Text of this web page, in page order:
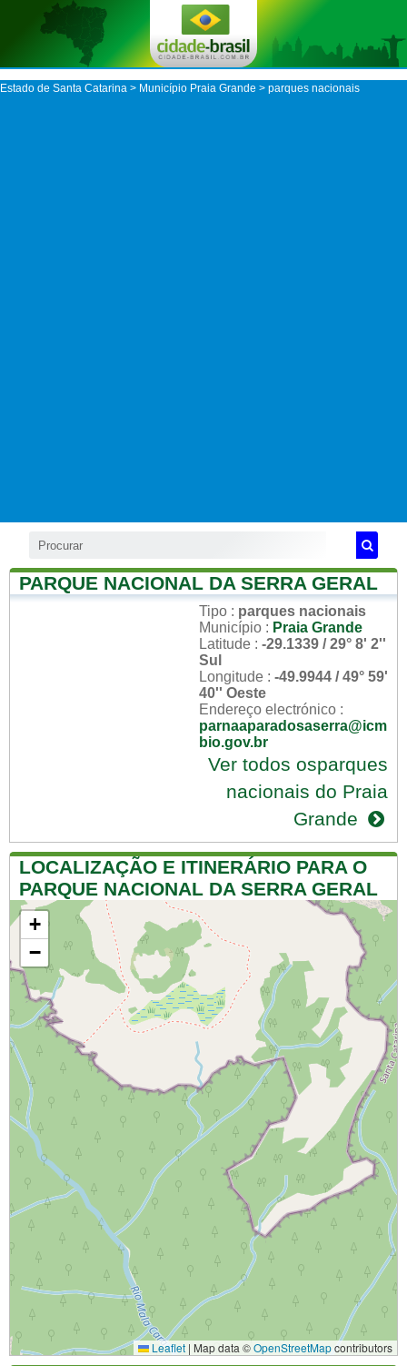
Estado de Santa Catarina > Município Praia Grande > parques nacionais
PARQUE NACIONAL DA SERRA GERAL
Tipo : parques nacionais
Município : Praia Grande
Latitude : -29.1339 / 29° 8' 2''
Sul
Longitude : -49.9944 / 49° 59'
40'' Oeste
Endereço electrónico :
parnaaparadosaserra@icm
bio.gov.br
Ver todos osparques
nacionais do Praia
Grande
LOCALIZAÇÃO E ITINERÁRIO PARA O
PARQUE NACIONAL DA SERRA GERAL
+
−
Leaflet | Map data ©OpenStreetMapcontributors